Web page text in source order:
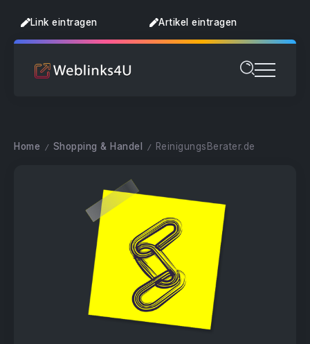
Link eintragen Artikel eintragen
Home / Shopping & Handel / ReinigungsBerater.de